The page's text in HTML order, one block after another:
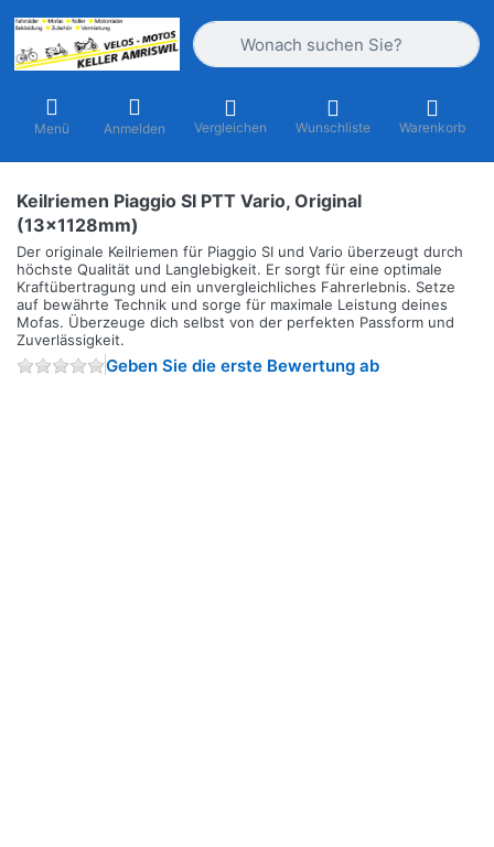
Geben Sie einen Suchbegriff ein.
Menü Anmelden Vergleichen Wunschliste Warenkorb
Keilriemen Piaggio SI PTT Vario, Original
(13x1128mm)
Der originale Keilriemen für Piaggio SI und Vario überzeugt durch
höchste Qualität und Langlebigkeit. Er sorgt für eine optimale
Kraftübertragung und ein unvergleichliches Fahrerlebnis. Setze
auf bewährte Technik und sorge für maximale Leistung deines
Mofas. Überzeuge dich selbst von der perfekten Passform und
Zuverlässigkeit.
Geben Sie die erste Bewertung ab